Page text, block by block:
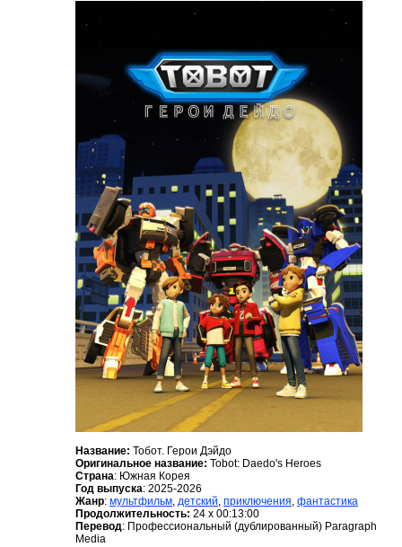
Название: Тобот. Герои Дэйдо
Оригинальное название: Tobot: Daedo's Heroes
Страна: Южная Корея
Год выпуска: 2025-2026
Жанр: мультфильм, детский, приключения, фантастика
Продолжительность: 24 x 00:13:00
Перевод: Профессиональный (дублированный) Paragraph
Media